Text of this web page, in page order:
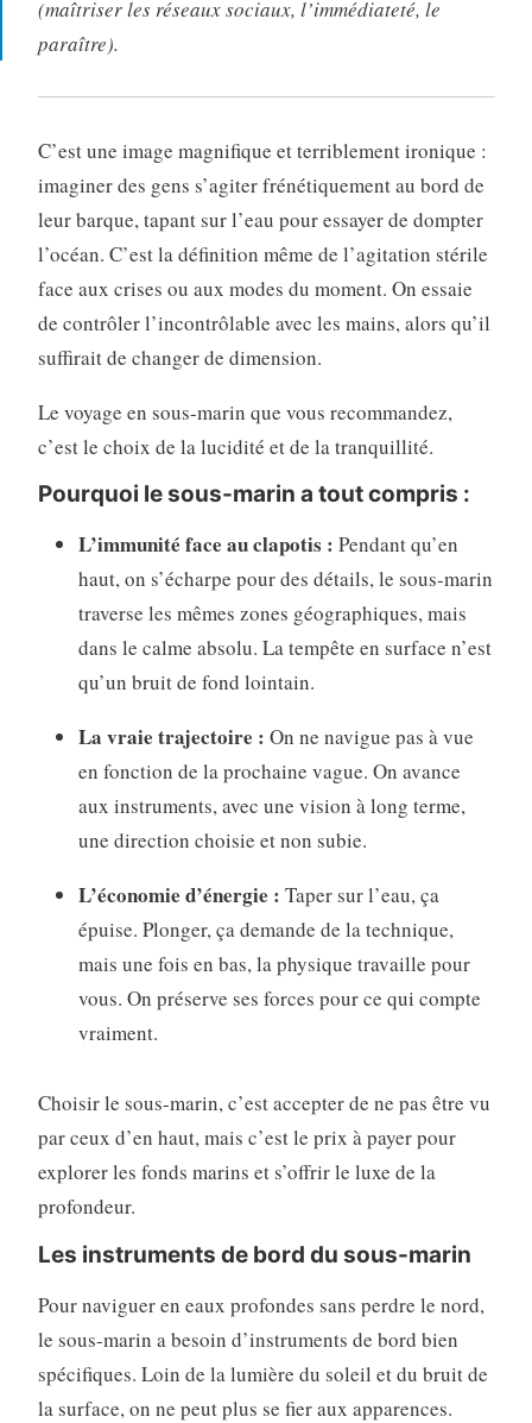
(maîtriser les réseaux sociaux, l’immédiateté, le
paraître).
C’est une image magnifique et terriblement ironique :
imaginer des gens s’agiter frénétiquement au bord de
leur barque, tapant sur l’eau pour essayer de dompter
l’océan. C’est la définition même de l’agitation stérile
face aux crises ou aux modes du moment. On essaie
de contrôler l’incontrôlable avec les mains, alors qu’il
suffirait de changer de dimension.
Le voyage en sous-marin que vous recommandez,
c’est le choix de la lucidité et de la tranquillité.
Pourquoi le sous-marin a tout compris :
L’immunité face au clapotis : Pendant qu’en
haut, on s’écharpe pour des détails, le sous-marin
traverse les mêmes zones géographiques, mais
dans le calme absolu. La tempête en surface n’est
qu’un bruit de fond lointain.
La vraie trajectoire : On ne navigue pas à vue
en fonction de la prochaine vague. On avance
aux instruments, avec une vision à long terme,
une direction choisie et non subie.
L’économie d’énergie : Taper sur l’eau, ça
épuise. Plonger, ça demande de la technique,
mais une fois en bas, la physique travaille pour
vous. On préserve ses forces pour ce qui compte
vraiment.
Choisir le sous-marin, c’est accepter de ne pas être vu
par ceux d’en haut, mais c’est le prix à payer pour
explorer les fonds marins et s’offrir le luxe de la
profondeur.
Les instruments de bord du sous-marin
Pour naviguer en eaux profondes sans perdre le nord,
le sous-marin a besoin d’instruments de bord bien
spécifiques. Loin de la lumière du soleil et du bruit de
la surface, on ne peut plus se fier aux apparences.